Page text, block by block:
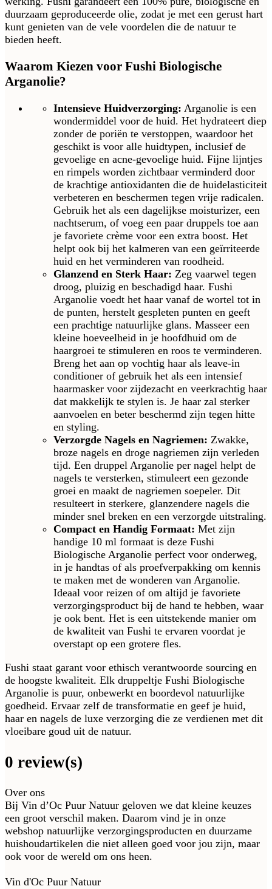
duurzaam geproduceerde olie, zodat je met een gerust hart
kunt genieten van de vele voordelen die de natuur te
bieden heeft.
Waarom Kiezen voor Fushi Biologische
Arganolie?
Intensieve Huidverzorging: Arganolie is een
wondermiddel voor de huid. Het hydrateert diep
zonder de poriën te verstoppen, waardoor het
geschikt is voor alle huidtypen, inclusief de
gevoelige en acne-gevoelige huid. Fijne lijntjes
en rimpels worden zichtbaar verminderd door
de krachtige antioxidanten die de huidelasticiteit
verbeteren en beschermen tegen vrije radicalen.
Gebruik het als een dagelijkse moisturizer, een
nachtserum, of voeg een paar druppels toe aan
je favoriete crème voor een extra boost. Het
helpt ook bij het kalmeren van een geïrriteerde
huid en het verminderen van roodheid.
Glanzend en Sterk Haar: Zeg vaarwel tegen
droog, pluizig en beschadigd haar. Fushi
Arganolie voedt het haar vanaf de wortel tot in
de punten, herstelt gespleten punten en geeft
een prachtige natuurlijke glans. Masseer een
kleine hoeveelheid in je hoofdhuid om de
haargroei te stimuleren en roos te verminderen.
Breng het aan op vochtig haar als leave-in
conditioner of gebruik het als een intensief
haarmasker voor zijdezacht en veerkrachtig haar
dat makkelijk te stylen is. Je haar zal sterker
aanvoelen en beter beschermd zijn tegen hitte
en styling.
Verzorgde Nagels en Nagriemen: Zwakke,
broze nagels en droge nagriemen zijn verleden
tijd. Een druppel Arganolie per nagel helpt de
nagels te versterken, stimuleert een gezonde
groei en maakt de nagriemen soepeler. Dit
resulteert in sterkere, glanzendere nagels die
minder snel breken en een verzorgde uitstraling.
Compact en Handig Formaat: Met zijn
handige 10 ml formaat is deze Fushi
Biologische Arganolie perfect voor onderweg,
in je handtas of als proefverpakking om kennis
te maken met de wonderen van Arganolie.
Ideaal voor reizen of om altijd je favoriete
verzorgingsproduct bij de hand te hebben, waar
je ook bent. Het is een uitstekende manier om
de kwaliteit van Fushi te ervaren voordat je
overstapt op een grotere fles.
Fushi staat garant voor ethisch verantwoorde sourcing en
de hoogste kwaliteit. Elk druppeltje Fushi Biologische
Arganolie is puur, onbewerkt en boordevol natuurlijke
goedheid. Ervaar zelf de transformatie en geef je huid,
haar en nagels de luxe verzorging die ze verdienen met dit
vloeibare goud uit de natuur.
0 review(s)
Over ons
Bij Vin d’Oc Puur Natuur geloven we dat kleine keuzes
een groot verschil maken. Daarom vind je in onze
webshop natuurlijke verzorgingsproducten en duurzame
huishoudartikelen die niet alleen goed voor jou zijn, maar
ook voor de wereld om ons heen.
Vin d'Oc Puur Natuur